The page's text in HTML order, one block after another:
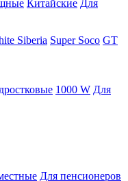
Китайские Для
Siberia Super Soco GT
1000 W Для
Для пенсионеров